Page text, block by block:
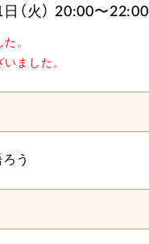
（火） 20:00〜22:00
。
ました。
う